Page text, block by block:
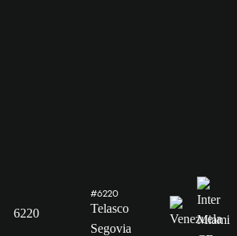
6220
#6220
Telasco
Segovia